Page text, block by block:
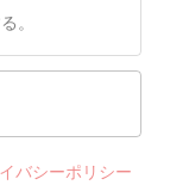
のため、ご予
うお願い申し
ルが確認され
協力をお願い
。
バシーポリシー